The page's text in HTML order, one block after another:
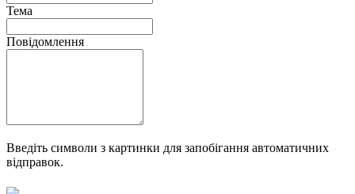
Тема
Повідомлення
Введіть символи з картинки для запобігання автоматичних
відправок.